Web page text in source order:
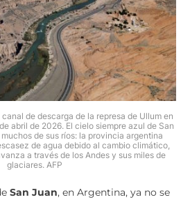
de descarga de la represa de Ullum en
abril de 2026. El cielo siempre azul de San
de sus ríos: la provincia argentina
de agua debido al cambio climático,
a través de los Andes y sus miles de
glaciares. AFP
San Juan, en Argentina, ya no se